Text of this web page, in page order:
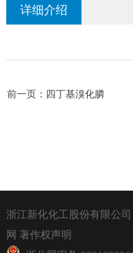
详细介绍
前一页： 四丁基溴化膦
浙江新化化工股份有限公司
网 著作权声明